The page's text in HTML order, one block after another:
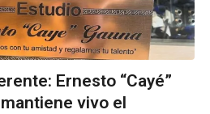
Ernesto “Cayé”
vivo el